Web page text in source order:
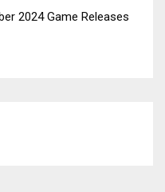
2024 Game Releases